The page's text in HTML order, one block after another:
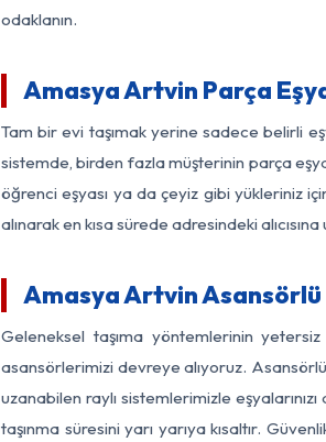
odaklanın.
Amasya Artvin Parça
Tam bir evi taşımak yerine sadece belirli
sistemde, birden fazla müşterinin parça
öğrenci eşyası ya da çeyiz gibi yükleriniz
alınarak en kısa sürede adresindeki
Amasya Artvin
Geleneksel taşıma yöntemlerinin
asansörlerimizi devreye alıyoruz.
uzanabilen raylı sistemlerimizle
taşınma süresini yarı yarıya kısaltır.